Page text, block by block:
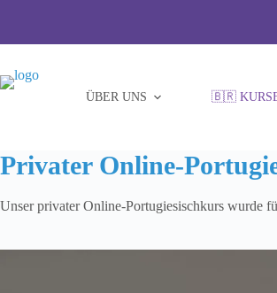
ÜBER UNS 🇧🇷
Privater Online-
Unser privater Online-Portugiesischkurs wurde